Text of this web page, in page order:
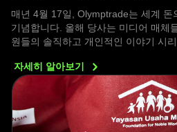
매년 4월 17일, Olymptrade는 세계
기념합니다. 올해 당사는 미디어 매체
원들의 솔직하고 개인적인 이야기 시
자세히 알아보기